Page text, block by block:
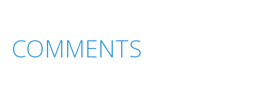
COMMENTS